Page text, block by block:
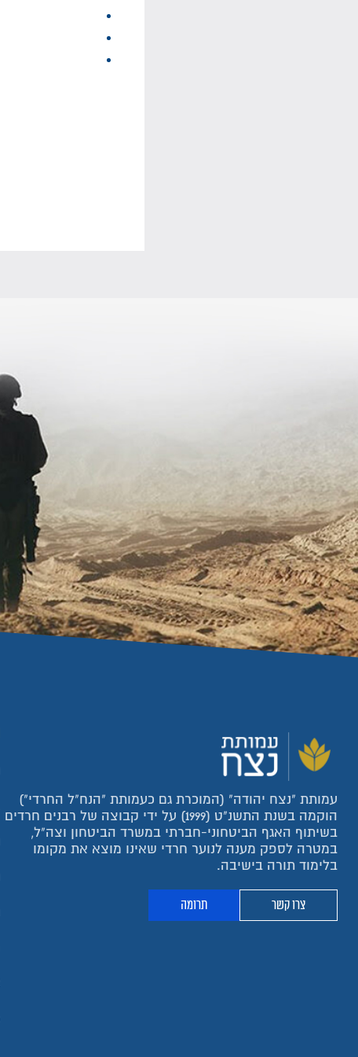
עמותת "נצח יהודה" (המוכרת גם כעמותת "הנח"ל החרדי")
הוקמה בשנת התשנ"ט (1999) על ידי קבוצה של רבנים חרדים
בשיתוף האגף הביטחוני-חברתי במשרד הביטחון וצה"ל,
במטרה לספק מענה לנוער חרדי שאינו מוצא את מקומו
בלימוד תורה בישיבה.
צרו קשר תרומה